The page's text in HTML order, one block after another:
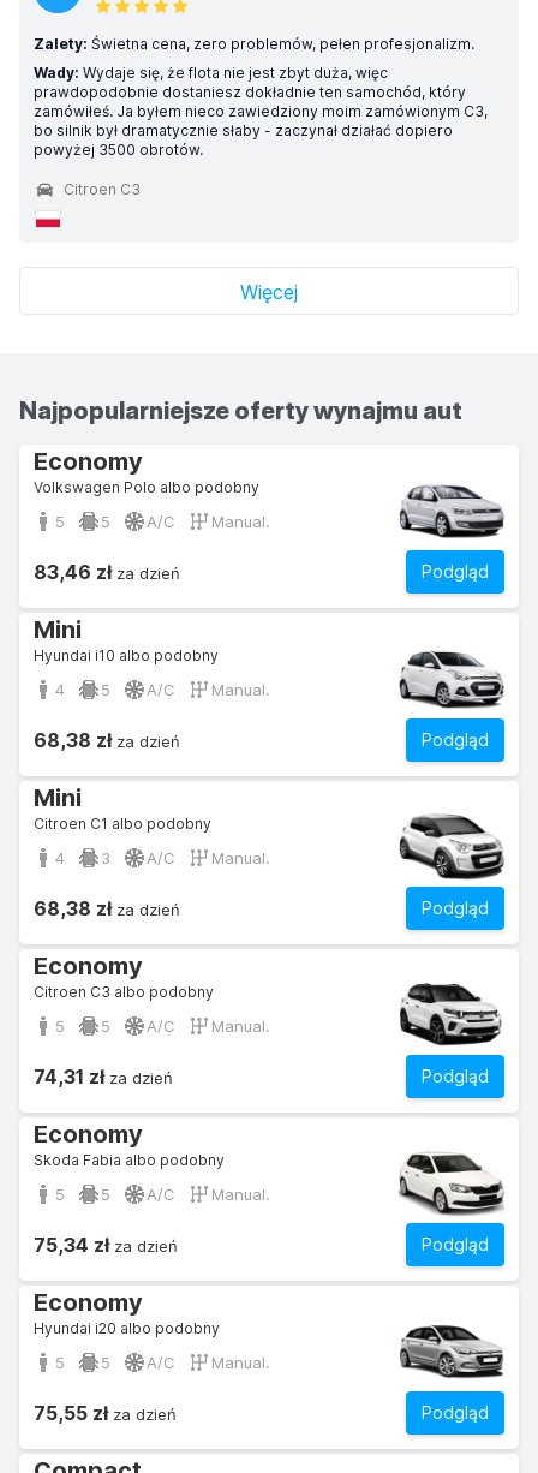
Zalety: Świetna cena, zero problemów, pełen profesjonalizm.
Wady: Wydaje się, że flota nie jest zbyt duża, więc
prawdopodobnie dostaniesz dokładnie ten samochód, który
zamówiłeś. Ja byłem nieco zawiedziony moim zamówionym C3,
bo silnik był dramatycznie słaby - zaczynał działać dopiero
powyżej 3500 obrotów.
Citroen C3
Więcej
Najpopularniejsze oferty wynajmu aut
Economy
Volkswagen Polo albo podobny
5 5 A/C Manual.
Podgląd
83,46 złza dzień
Mini
Hyundai i10 albo podobny
4 5 A/C Manual.
Podgląd
68,38 złza dzień
Mini
Citroen C1 albo podobny
4 3 A/C Manual.
Podgląd
68,38 złza dzień
Economy
Citroen C3 albo podobny
5 5 A/C Manual.
Podgląd
74,31 złza dzień
Economy
Skoda Fabia albo podobny
5 5 A/C Manual.
Podgląd
75,34 złza dzień
Economy
Hyundai i20 albo podobny
5 5 A/C Manual.
Podgląd
75,55 złza dzień